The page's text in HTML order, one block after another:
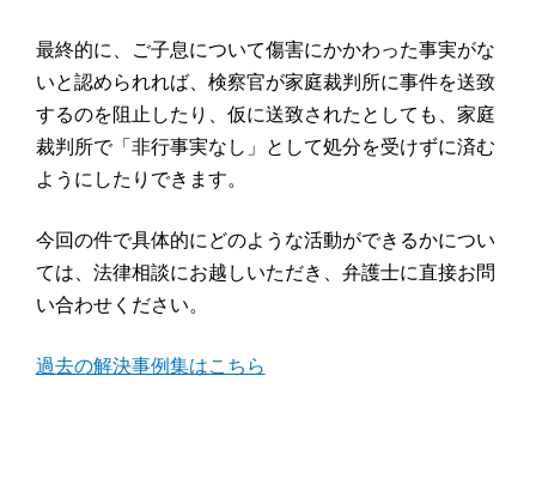
最終的に、ご子息について傷害にかかわった事実がな
いと認められれば、検察官が家庭裁判所に事件を送致
するのを阻止したり、仮に送致されたとしても、家庭
裁判所で「非行事実なし」として処分を受けずに済む
ようにしたりできます。
今回の件で具体的にどのような活動ができるかについ
ては、法律相談にお越しいただき、弁護士に直接お問
い合わせください。
過去の解決事例集はこちら